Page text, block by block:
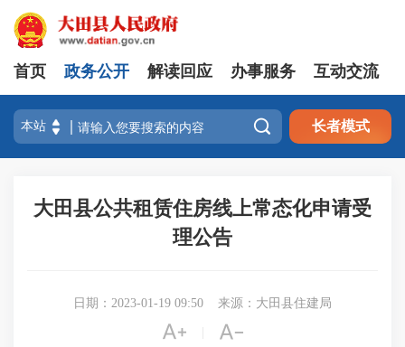
首页 政务公开 解读回应 办事服务 互动交流
 长者模式
大田县公共租赁住房线上常态化申请受
理公告
日期：2023-01-19 09:50 来源：大田县住建局
 